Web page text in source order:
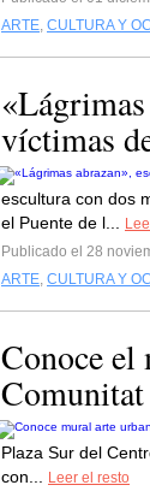
ARTE, CULTURA Y
víctimas
escultura con dos
el Puente de l...
Publicado el 28
ARTE, CULTURA Y
Conoce el
Plaza Sur del
con...
Leer el resto